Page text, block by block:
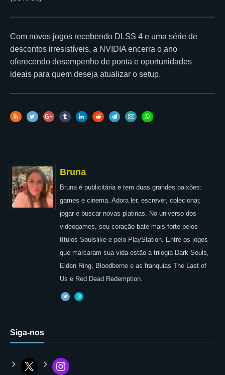
Com novos jogos recebendo DLSS 4 e uma série de
descontos irresistíveis, a NVIDIA encerra o ano
oferecendo desempenho de ponta e oportunidades
ideais para quem deseja atualizar o setup.
Bruna
Bruna é publicitária e tem duas grandes paixões:
games e cinema. Adora ler, escrever, colecionar,
jogar e buscar novas platinas. No universo dos
videogames, seu coração bate mais forte pelos
títulos Soulslike e pelo PlayStation. Entre os jogos
que marcaram sua vida estão a trilogia Dark Souls,
Elden Ring, Bloodborne e as franquias The Last of
Us e Red Dead Redemption.
Siga-nos